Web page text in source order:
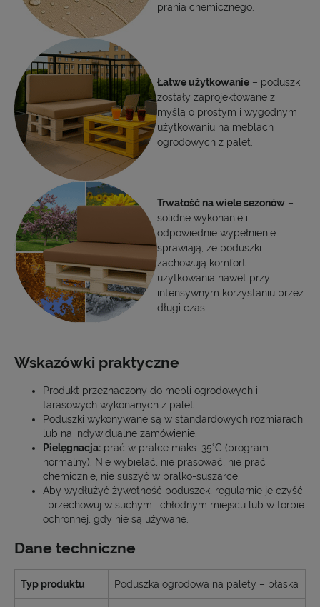
prania chemicznego.
Łatwe użytkowanie – poduszki
zostały zaprojektowane z
myślą o prostym i wygodnym
użytkowaniu na meblach
ogrodowych z palet.
Trwałość na wiele sezonów –
solidne wykonanie i
odpowiednie wypełnienie
sprawiają, że poduszki
zachowują komfort
użytkowania nawet przy
intensywnym korzystaniu przez
długi czas.
Wskazówki praktyczne
Produkt przeznaczony do mebli ogrodowych i
tarasowych wykonanych z palet.
Poduszki wykonywane są w standardowych rozmiarach
lub na indywidualne zamówienie.
Pielęgnacja: prać w pralce maks. 35°C (program
normalny). Nie wybielać, nie prasować, nie prać
chemicznie, nie suszyć w pralko-suszarce.
Aby wydłużyć żywotność poduszek, regularnie je czyść
i przechowuj w suchym i chłodnym miejscu lub w torbie
ochronnej, gdy nie są używane.
Dane techniczne
Typ produktu Poduszka ogrodowa na palety – płaska